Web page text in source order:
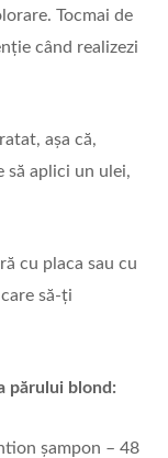
Tocmai de
când realizezi
aşa că,
să aplici un ulei,
cu placa sau cu
să-ţi
părului blond:
șampon – 48